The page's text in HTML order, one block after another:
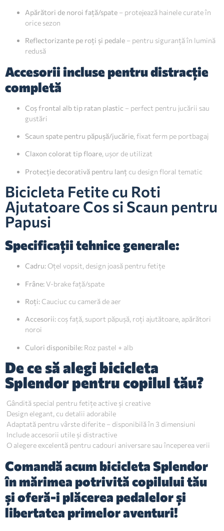
Apărători de noroi față/spate – protejează hainele curate în
orice sezon
Reflectorizante pe roți și pedale – pentru siguranță în lumină
redusă
Accesorii incluse pentru distracție
completă
Coș frontal alb tip ratan plastic – perfect pentru jucării sau
gustări
Scaun spate pentru păpușă/jucărie, fixat ferm pe portbagaj
Claxon colorat tip floare, ușor de utilizat
Protecție decorativă pentru lanț cu design floral tematic
Bicicleta Fetite cu Roti
Ajutatoare Cos si Scaun pentru
Papusi
Specificații tehnice generale:
Cadru: Oțel vopsit, design joasă pentru fetițe
Frâne:V-brake față/spate
Roți: Cauciuc cu cameră de aer
Accesorii: coș față, suport păpușă, roți ajutătoare, apărători
noroi
Culori disponibile: Roz pastel + alb
De ce să alegi bicicleta
Splendor pentru copilul tău?
Gândită special pentru fetițe active și creative
Design elegant, cu detalii adorabile
Adaptată pentru vârste diferite – disponibilă în 3 dimensiuni
Include accesorii utile și distractive
O alegere excelentă pentru cadouri aniversare sau începerea verii
Comandă acum bicicleta Splendor
în mărimea potrivită copilului tău
și oferă-i plăcerea pedalelor și
libertatea primelor aventuri!